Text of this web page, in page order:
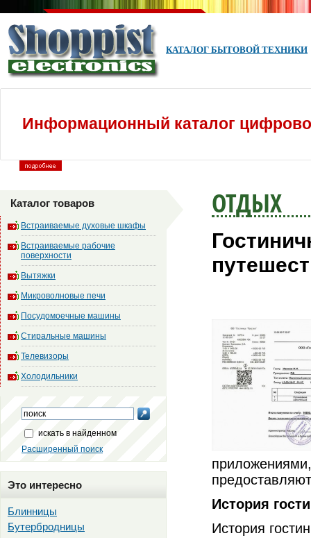
КАТАЛОГ БЫТОВОЙ ТЕХНИКИ
Информационный каталог
Каталог товаров
Встраиваемые духовые шкафы
Встраиваемые рабочие
поверхности
Вытяжки
Микроволновые печи
Посудомоечные машины
Стиральные машины
Телевизоры
Холодильники
искать в найденном
Расширенный поиск
Это интересно
Блинницы
Бутербродницы
ОТДЫХ
История
История